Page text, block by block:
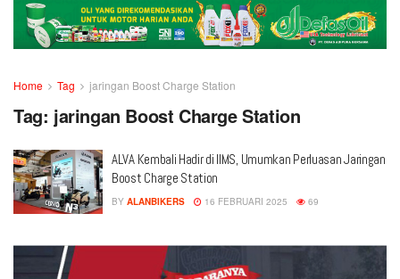
Home Tag jaringan Boost Charge Station
Tag: jaringan Boost Charge Station
ALVA Kembali Hadir di IIMS, Umumkan Perluasan Jaringan
Boost Charge Station
BY ALANBIKERS 16 FEBRUARI 2025 69